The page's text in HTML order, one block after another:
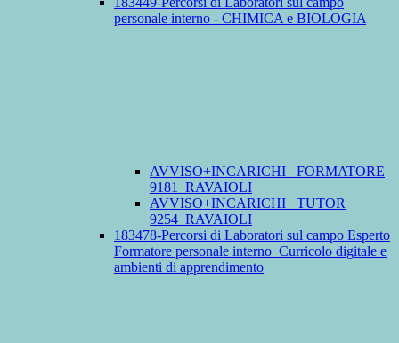
personale interno - CHIMICA e BIOLOGIA
AVVISO+INCARICHI_ FORMATORE
9181_RAVAIOLI
AVVISO+INCARICHI_ TUTOR
9254_RAVAIOLI
183478-Percorsi di Laboratori sul campo Esperto
Formatore personale interno_Curricolo digitale e
ambienti di apprendimento